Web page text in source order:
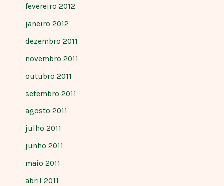
fevereiro 2012
janeiro 2012
dezembro 2011
novembro 2011
outubro 2011
setembro 2011
agosto 2011
julho 2011
junho 2011
maio 2011
abril 2011